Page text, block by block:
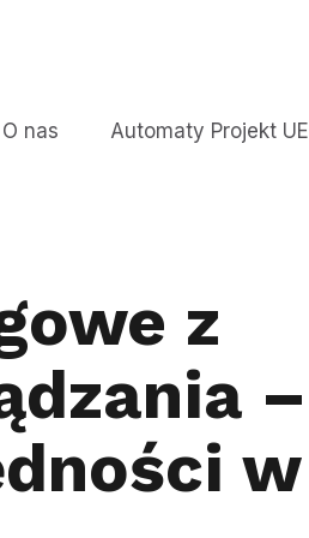
O nas Automaty Projekt UE
z
–
w